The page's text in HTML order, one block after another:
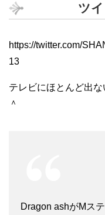
ツ
https://twitter.com/
13
テレビにほとんど出
＾
Dragon ashがMス